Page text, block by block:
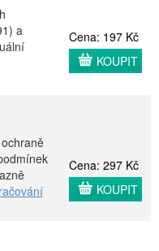
a
Cena: 197 Kč
KOUPIT
Cena: 297 Kč
KOUPIT